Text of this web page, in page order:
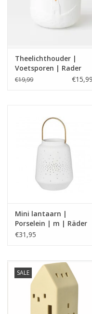
Theelichthouder |
Voetsporen | Rader
€19,99 €15,99
Mini lantaarn |
Porselein | m | Räder
€31,95
SALE